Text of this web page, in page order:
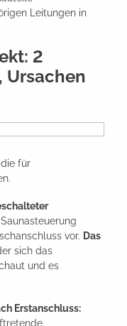
Leitungen in
2
Ursachen
für
vor. Das
sich das
und es
Erstanschluss: